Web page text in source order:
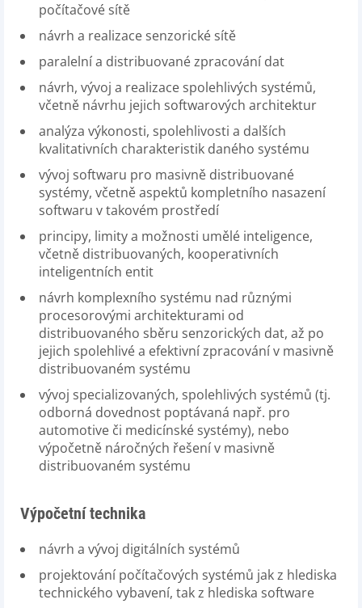
počítačové sítě
návrh a realizace senzorické sítě
paralelní a distribuované zpracování dat
návrh, vývoj a realizace spolehlivých systémů,
včetně návrhu jejich softwarových architektur
analýza výkonosti, spolehlivosti a dalších
kvalitativních charakteristik daného systému
vývoj softwaru pro masivně distribuované
systémy, včetně aspektů kompletního nasazení
softwaru v takovém prostředí
principy, limity a možnosti umělé inteligence,
včetně distribuovaných, kooperativních
inteligentních entit
návrh komplexního systému nad různými
procesorovými architekturami od
distribuovaného sběru senzorických dat, až po
jejich spolehlivé a efektivní zpracování v masivně
distribuovaném systému
vývoj specializovaných, spolehlivých systémů (tj.
odborná dovednost poptávaná např. pro
automotive či medicínské systémy), nebo
výpočetně náročných řešení v masivně
distribuovaném systému
Výpočetní technika
návrh a vývoj digitálních systémů
projektování počítačových systémů jak z hlediska
technického vybavení, tak z hlediska software